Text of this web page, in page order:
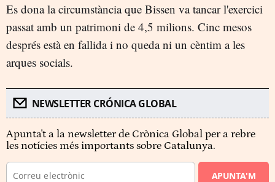
Es dona la circumstància que Bissen va tancar l'exercici
passat amb un patrimoni de 4,5 milions. Cinc mesos
després està en fallida i no queda ni un cèntim a les
arques socials.
NEWSLETTER CRÓNICA GLOBAL
Apunta't a la newsletter de Crònica Global per a rebre
les notícies més importants sobre Catalunya.
APUNTA'M